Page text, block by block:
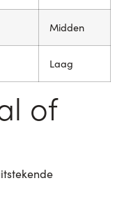
Midden
Laag
of